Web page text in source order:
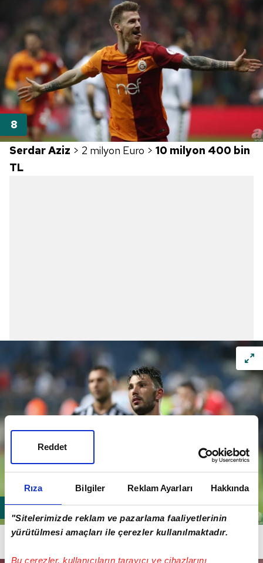
Rıza Bilgiler Reklam Ayarları Hakkında
"Sitelerimizde reklam ve pazarlama faaliyetlerinin
yürütülmesi amaçları ile çerezler kullanılmaktadır.
Bu çerezler, kullanıcıların tarayıcı ve cihazlarını
Reddet
Serdar Aziz > 2 milyon Euro > 10 milyon 400 bin
TL
Tolgay Arslan> 2 milyon Euro >10 milyon 400